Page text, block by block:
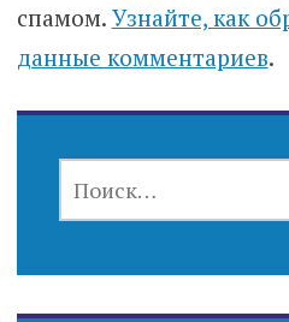
спамом. Узнайте, как
данные комментариев.